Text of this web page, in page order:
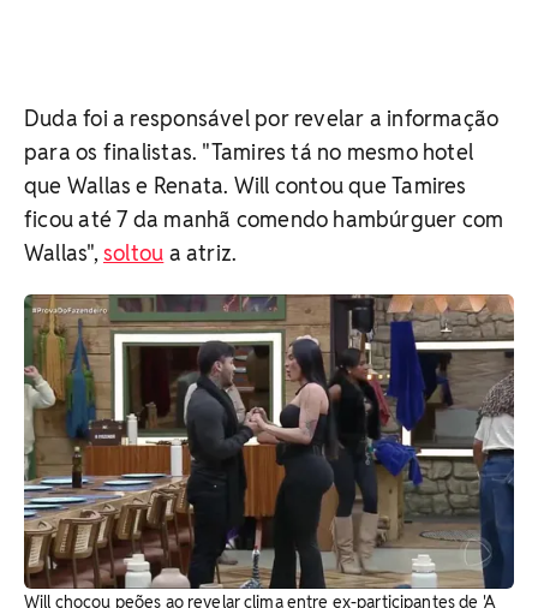
Duda foi a responsável por revelar a informação
para os finalistas. "Tamires tá no mesmo hotel
que Wallas e Renata. Will contou que Tamires
ficou até 7 da manhã comendo hambúrguer com
Wallas",soltou a atriz.
Will chocou peões ao revelar clima entre ex-participantes de 'A